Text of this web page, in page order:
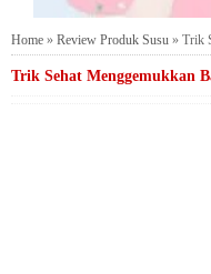
Home » Review Produk Susu » Trik
Trik Sehat Menggemukkan